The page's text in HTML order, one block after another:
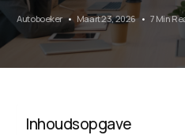
Autoboeker Maart 23, 2026 7 Min
Inhoudsopgave